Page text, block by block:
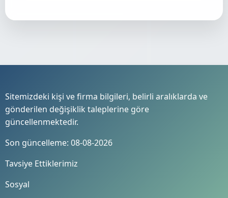
Sitemizdeki kişi ve firma bilgileri, belirli aralıklarda ve
gönderilen değişiklik taleplerine göre
güncellenmektedir.
Son güncelleme: 08-08-2026
Tavsiye Ettiklerimiz
Sosyal